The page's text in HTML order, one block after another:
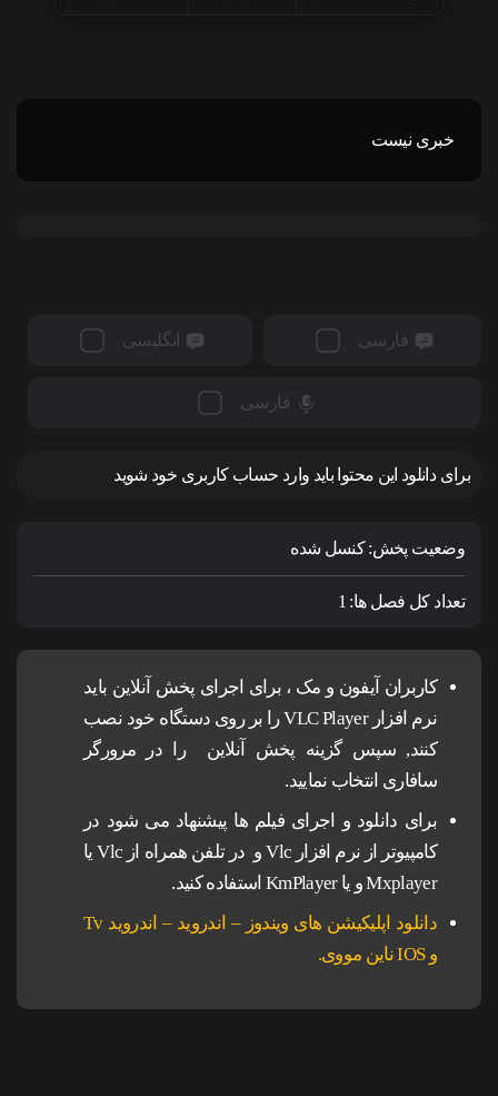
خبری نیست
فارسی انگلیسی
فارسی
برای دانلود این محتوا باید وارد حساب کاربری خود شوید
وضعیت پخش:کنسل شده
تعداد کل فصل ها: 1
کاربران آیفون و مک ، برای اجرای پخش آنلاین باید
نرم افزار VLC Player را بر روی دستگاه خود نصب
کنند, سپس گزینه پخش آنلاین را در مرورگر
سافاری انتخاب نمایید.
برای دانلود و اجرای فیلم ها پیشنهاد می شود در
کامپیوتر از نرم افزار Vlc و در تلفن همراه از Vlc یا
Mxplayer و یا KmPlayer استفاده کنید.
دانلود اپلیکیشن های ویندوز – اندروید – اندروید Tv
و IOS ناین مووی.